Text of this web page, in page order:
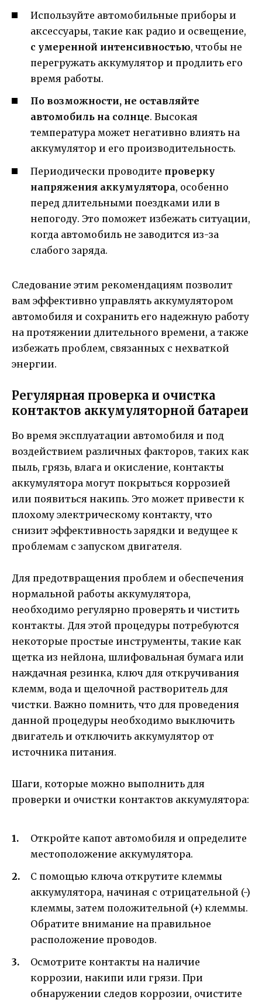
Используйте автомобильные приборы и
аксессуары, такие как радио и освещение,
с умеренной интенсивностью, чтобы не
перегружать аккумулятор и продлить его
время работы.
По возможности, не оставляйте
автомобиль на солнце. Высокая
температура может негативно влиять на
аккумулятор и его производительность.
Периодически проводите проверку
напряжения аккумулятора, особенно
перед длительными поездками или в
непогоду. Это поможет избежать ситуации,
когда автомобиль не заводится из-за
слабого заряда.
Следование этим рекомендациям позволит
вам эффективно управлять аккумулятором
автомобиля и сохранить его надежную работу
на протяжении длительного времени, а также
избежать проблем, связанных с нехваткой
энергии.
Регулярная проверка и очистка
контактов аккумуляторной батареи
Во время эксплуатации автомобиля и под
воздействием различных факторов, таких как
пыль, грязь, влага и окисление, контакты
аккумулятора могут покрыться коррозией
или появиться накипь. Это может привести к
плохому электрическому контакту, что
снизит эффективность зарядки и ведущее к
проблемам с запуском двигателя.
Для предотвращения проблем и обеспечения
нормальной работы аккумулятора,
необходимо регулярно проверять и чистить
контакты. Для этой процедуры потребуются
некоторые простые инструменты, такие как
щетка из нейлона, шлифовальная бумага или
наждачная резинка, ключ для откручивания
клемм, вода и щелочной растворитель для
чистки. Важно помнить, что для проведения
данной процедуры необходимо выключить
двигатель и отключить аккумулятор от
источника питания.
Шаги, которые можно выполнить для
проверки и очистки контактов аккумулятора:
Откройте капот автомобиля и определите
местоположение аккумулятора.
С помощью ключа открутите клеммы
аккумулятора, начиная с отрицательной (-)
клеммы, затем положительной (+) клеммы.
Обратите внимание на правильное
расположение проводов.
Осмотрите контакты на наличие
коррозии, накипи или грязи. При
обнаружении следов коррозии, очистите